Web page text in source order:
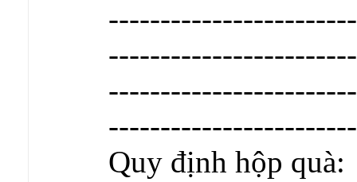
Quy định hộp quà: